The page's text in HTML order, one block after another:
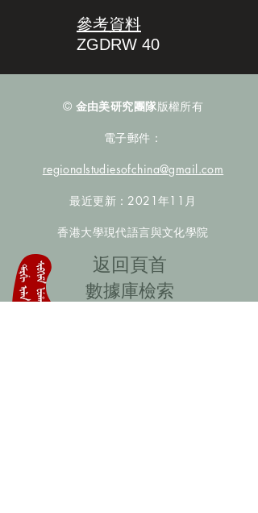
參考資料
ZGDRW 40
© 金由美研究團隊版權所有
電子郵件：
regionalstudiesofchina@gmail.com
最近更新：2021年11月
香港大學現代語言與文化學院
​返回頁首
數據庫檢索